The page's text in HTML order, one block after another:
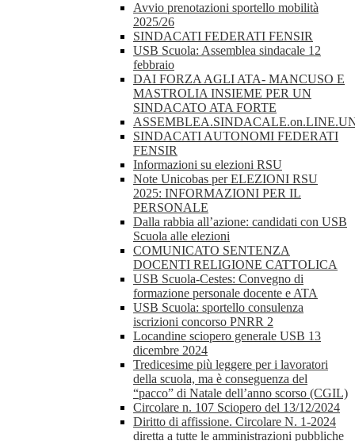
Avvio prenotazioni sportello mobilità
2025/26
SINDACATI FEDERATI FENSIR
USB Scuola: Assemblea sindacale 12
febbraio
DAI FORZA AGLI ATA- MANCUSO E
MASTROLIA INSIEME PER UN
SINDACATO ATA FORTE
SINDACATI AUTONOMI FEDERATI
FENSIR
Informazioni su elezioni RSU
Note Unicobas per ELEZIONI RSU
2025: INFORMAZIONI PER IL
PERSONALE
Dalla rabbia all’azione: candidati con USB
Scuola alle elezioni
COMUNICATO SENTENZA
DOCENTI RELIGIONE CATTOLICA
USB Scuola-Cestes: Convegno di
formazione personale docente e ATA
USB Scuola: sportello consulenza
iscrizioni concorso PNRR 2
Locandine sciopero generale USB 13
dicembre 2024
Tredicesime più leggere per i lavoratori
della scuola, ma è conseguenza del
“pacco” di Natale dell’anno scorso (CGIL)
Circolare n. 107 Sciopero del 13/12/2024
Diritto di affissione. Circolare N. 1-2024
diretta a tutte le amministrazioni pubbliche